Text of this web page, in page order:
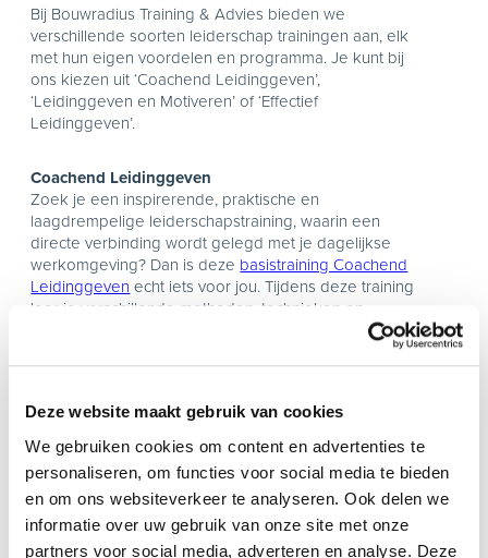
Deze website maakt gebruik van cookies
We gebruiken cookies om content en advertenties te
personaliseren, om functies voor social media te bieden
en om ons websiteverkeer te analyseren. Ook delen we
informatie over uw gebruik van onze site met onze
partners voor social media, adverteren en analyse. Deze
Bij Bouwradius Training & Advies bieden we
verschillende soorten leiderschap trainingen aan, elk
met hun eigen voordelen en programma. Je kunt bij
ons kiezen uit ‘Coachend Leidinggeven’,
‘Leidinggeven en Motiveren’ of ‘Effectief
Leidinggeven’.
Coachend Leidinggeven
Zoek je een inspirerende, praktische en
laagdrempelige leiderschapstraining, waarin een
directe verbinding wordt gelegd met je dagelijkse
werkomgeving? Dan is deze basistraining Coachend
Leidinggeven echt iets voor jou. Tijdens deze training
leer je verschillende methoden, technieken en
basisvaardigheden en tevens hoe deze toe te passen
in de praktijk. Onze Cursus Coachend Leidinggeven
duurt in totaal 15 uur, verspreid over twee dagen.
Leidinggeven en Motiveren
Leidinggeven is ervoor zorgen dat medewerkers hun
werk goed en op tijd uitvoeren. Motiveren is ervoor
zorgen dat medewerkers bereid zijn hun werk goed
en op tijd uit te voeren en dat zij hier, idealiter,
voldoening en plezier uit halen. Gedurende deze